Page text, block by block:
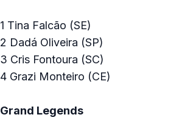
1 Tina Falcão (SE)
2 Dadá Oliveira (SP)
3 Cris Fontoura (SC)
4 Grazi Monteiro (CE)
Grand Legends